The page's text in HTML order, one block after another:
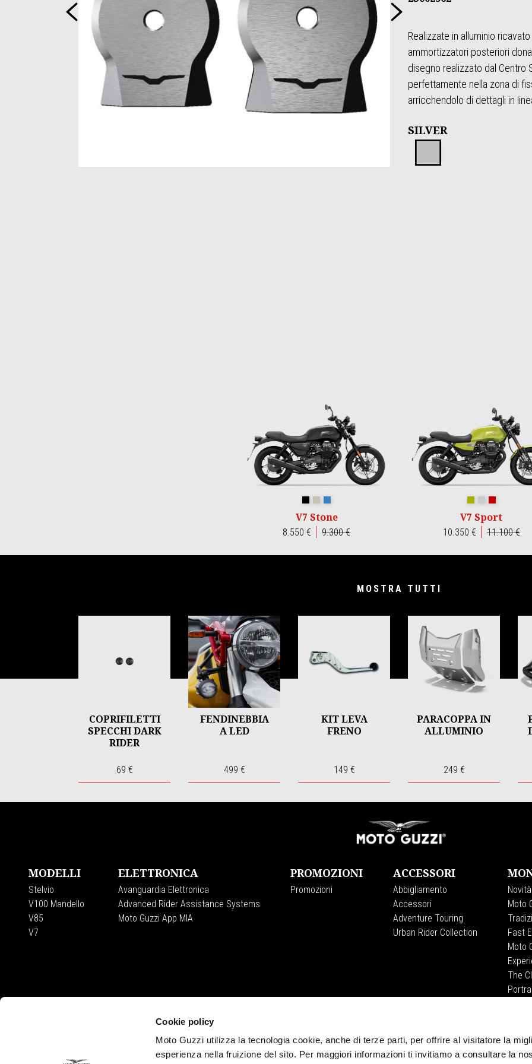
Cookie policy
Moto Guzzi utilizza la tecnologia cookie, anche di terze parti, per offrire al visitatore la
esperienza nella fruizione del sito. Per maggiori informazioni ti invitiamo a consultare la
Realizzate in alluminio
ammortizzatori posteriori
disegno realizzato dal Centro
perfettamente nella zona di
arricchendolo di dettagli in
SILVER
Precedente Successivo
Silver
V7 Stone
8.550 € 9.300 €
V7 Sport
10.350 € 11.100 €
MOSTRA TUTTI
COPRIFILETTI
SPECCHI DARK
RIDER
69 €
FENDINEBBIA
A LED
499 €
KIT LEVA
FRENO
149 €
PARACOPPA IN
ALLUMINIO
249 €
Item
MODELLI
Stelvio
V100 Mandello
V85
V7
ELETTRONICA
Avanguardia Elettronica
Advanced Rider Assistance Systems
Moto Guzzi App MIA
PROMOZIONI
Promozioni
ACCESSORI
Abbigliamento
Accessori
Adventure Touring
Urban Rider Collection
Novità
Moto
Fast
Moto
The
CONTATTI CORPORATE